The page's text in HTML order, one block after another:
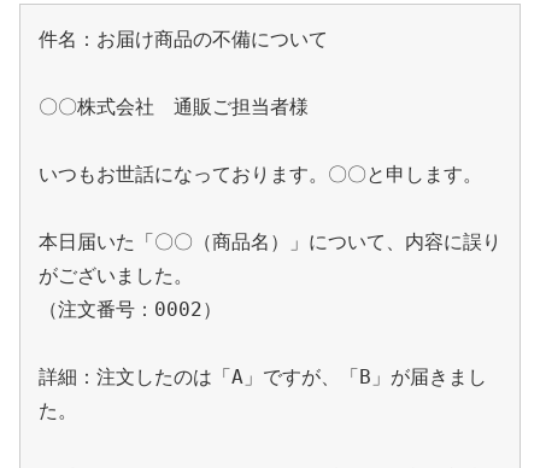
件名：お届け商品の不備について
〇〇株式会社　通販ご担当者様
いつもお世話になっております。〇〇と申します。
本日届いた「〇〇（商品名）」について、内容に誤り
がございました。
（注文番号：0002）
詳細：注文したのは「A」ですが、「B」が届きまし
た。